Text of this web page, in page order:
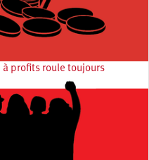
à profits roule toujours